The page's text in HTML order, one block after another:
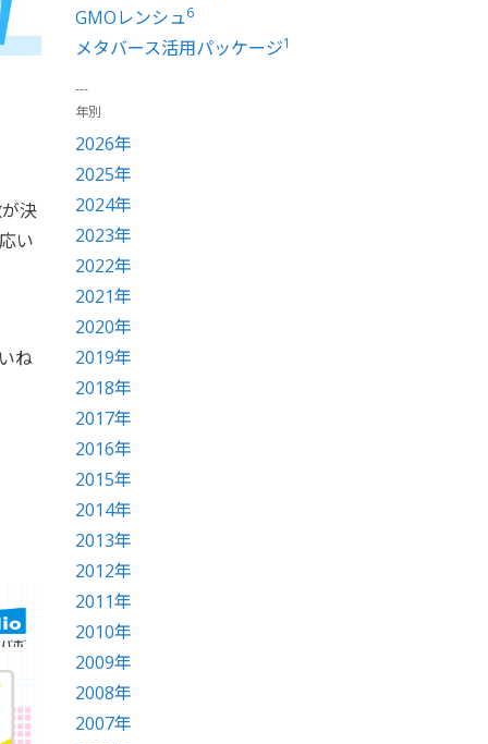
決
い
ね
GMOレンシュ6
メタバース活用パッケージ1
年別
2026年
2025年
2024年
2023年
2022年
2021年
2020年
2019年
2018年
2017年
2016年
2015年
2014年
2013年
2012年
2011年
2010年
2009年
2008年
2007年